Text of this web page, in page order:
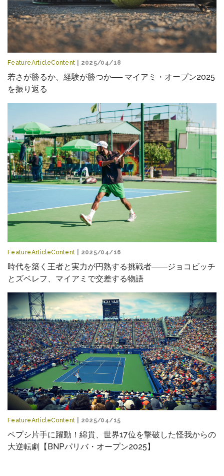
FeatureArticleContent | 2025/04/18
若さが勝るか、経験が勝つか── マイアミ・オープン2025
を振り返る
FeatureArticleContent | 2025/04/16
時代を築く王者と実力が円熟する挑戦者――ジョコビッチ
とズベレフ、マイアミで交差する物語
FeatureArticleContent | 2025/04/15
ペプシ片手に躍動！綿貫、世界17位を撃破した怪我からの
大逆転劇【BNPパリバ・オープン2025】